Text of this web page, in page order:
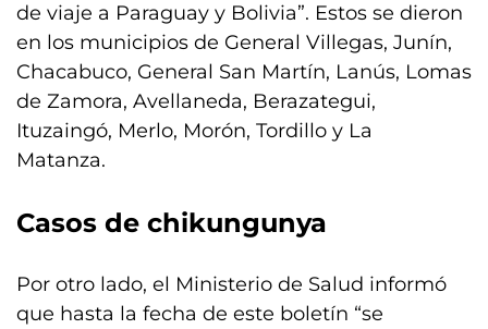
de viaje a Paraguay y Bolivia”. Estos se dieron
en los municipios de General Villegas, Junín,
Chacabuco, General San Martín, Lanús, Lomas
de Zamora, Avellaneda, Berazategui,
Ituzaingó, Merlo, Morón, Tordillo y La
Matanza.
Casos de chikungunya
Por otro lado, el Ministerio de Salud informó
que hasta la fecha de este boletín “se